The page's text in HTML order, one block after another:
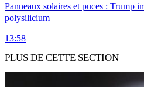
Panneaux solaires et puces : Trump
polysilicium
13:58
PLUS DE CETTE SECTION